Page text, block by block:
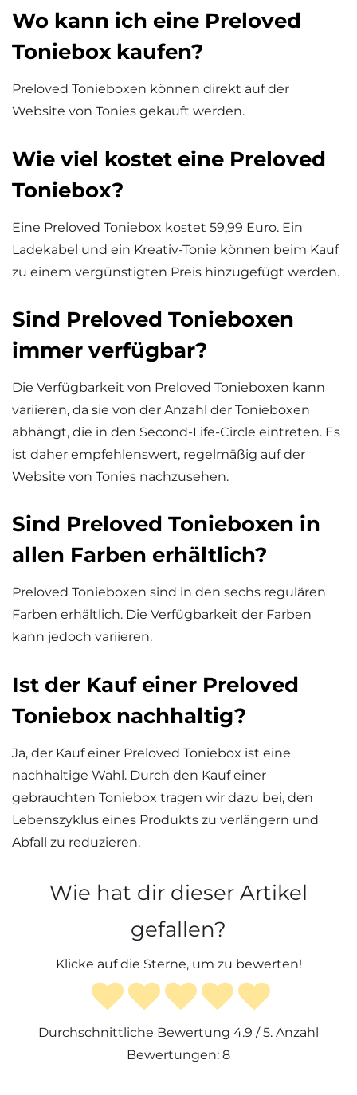
Wo kann ich eine Preloved
Toniebox kaufen?
Preloved Tonieboxen können direkt auf der
Website von Tonies gekauft werden.
Wie viel kostet eine Preloved
Toniebox?
Eine Preloved Toniebox kostet 59,99 Euro. Ein
Ladekabel und ein Kreativ-Tonie können beim Kauf
zu einem vergünstigten Preis hinzugefügt werden.
Sind Preloved Tonieboxen
immer verfügbar?
Die Verfügbarkeit von Preloved Tonieboxen kann
variieren, da sie von der Anzahl der Tonieboxen
abhängt, die in den Second-Life-Circle eintreten. Es
ist daher empfehlenswert, regelmäßig auf der
Website von Tonies nachzusehen.
Sind Preloved Tonieboxen in
allen Farben erhältlich?
Preloved Tonieboxen sind in den sechs regulären
Farben erhältlich. Die Verfügbarkeit der Farben
kann jedoch variieren.
Ist der Kauf einer Preloved
Toniebox nachhaltig?
Ja, der Kauf einer Preloved Toniebox ist eine
nachhaltige Wahl. Durch den Kauf einer
gebrauchten Toniebox tragen wir dazu bei, den
Lebenszyklus eines Produkts zu verlängern und
Abfall zu reduzieren.
Wie hat dir dieser Artikel
gefallen?
Klicke auf die Sterne, um zu bewerten!
Durchschnittliche Bewertung 4.9 / 5. Anzahl
Bewertungen: 8